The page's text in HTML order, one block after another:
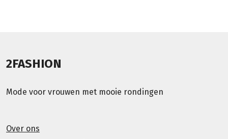
2FASHION
Mode voor vrouwen met mooie rondingen
Over ons